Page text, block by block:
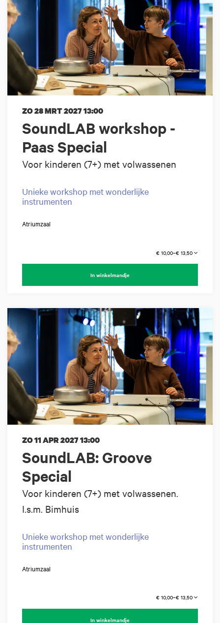
SoundLAB workshop -
Paas Special
Voor kinderen (7+) met volwassenen
ZO 28 MRT 202713:00
Unieke workshop met wonderlijke
instrumenten
Atriumzaal
€ 10,00–€ 13,50
In winkelmandje
SoundLAB: Groove
Special
Voor kinderen (7+) met volwassenen.
I.s.m. Bimhuis
ZO 11 APR 202713:00
Unieke workshop met wonderlijke
instrumenten
Atriumzaal
€ 10,00–€ 13,50
In winkelmandje